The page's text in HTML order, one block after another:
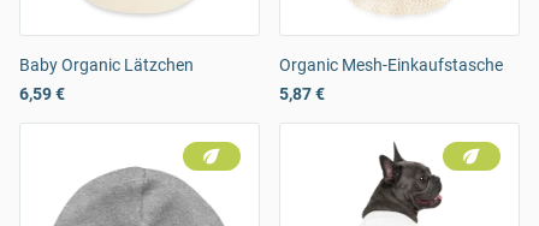
Baby Organic Lätzchen
6,59 €
Organic Mesh-Einkaufstasche
5,87 €